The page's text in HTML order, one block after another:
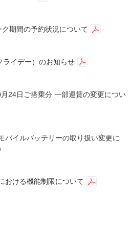
期間の予約状況について
ライデー）のお知らせ
24日ご搭乗分 一部運賃の変更につい
バイルバッテリーの取り扱い変更に
おける機能制限について